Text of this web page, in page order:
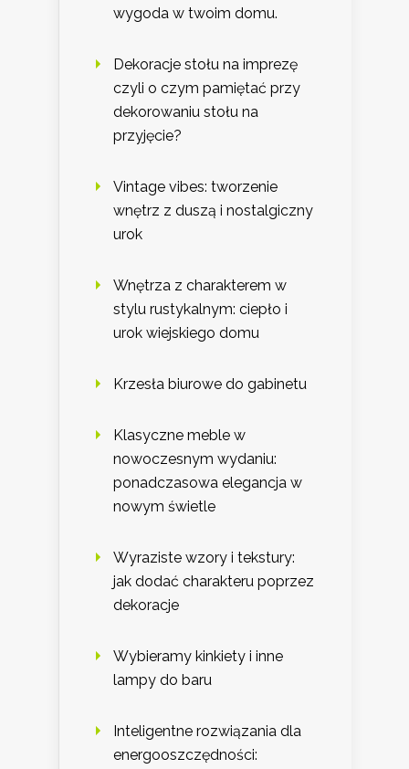
wygoda w twoim domu.
Dekoracje stołu na imprezę
czyli o czym pamiętać przy
dekorowaniu stołu na
przyjęcie?
Vintage vibes: tworzenie
wnętrz z duszą i nostalgiczny
urok
Wnętrza z charakterem w
stylu rustykalnym: ciepło i
urok wiejskiego domu
Krzesła biurowe do gabinetu
Klasyczne meble w
nowoczesnym wydaniu:
ponadczasowa elegancja w
nowym świetle
Wyraziste wzory i tekstury:
jak dodać charakteru poprzez
dekoracje
Wybieramy kinkiety i inne
lampy do baru
Inteligentne rozwiązania dla
energooszczędności: